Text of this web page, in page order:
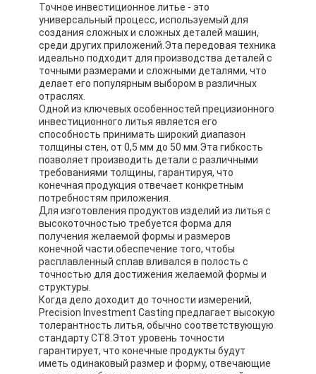
Точное инвестиционное литье - это
универсальный процесс, используемый для
создания сложных и сложных деталей машин,
среди других приложений.Эта передовая техника
идеально подходит для производства деталей с
точными размерами и сложными деталями, что
делает его популярным выбором в различных
отраслях.
Одной из ключевых особенностей прецизионного
инвестиционного литья является его
способность принимать широкий диапазон
толщины стен, от 0,5 мм до 50 мм.Эта гибкость
позволяет производить детали с различными
требованиями толщины, гарантируя, что
конечная продукция отвечает конкретным
потребностям приложения.
Для изготовления продуктов изделий из литья с
высокоточностью требуется форма для
получения желаемой формы и размеров
конечной части.обеспечение того, чтобы
расплавленный сплав вливался в полость с
точностью для достижения желаемой формы и
структуры.
Когда дело доходит до точности измерений,
Precision Investment Casting предлагает высокую
толерантность литья, обычно соответствующую
стандарту CT8.Этот уровень точности
гарантирует, что конечные продукты будут
иметь одинаковый размер и форму, отвечающие